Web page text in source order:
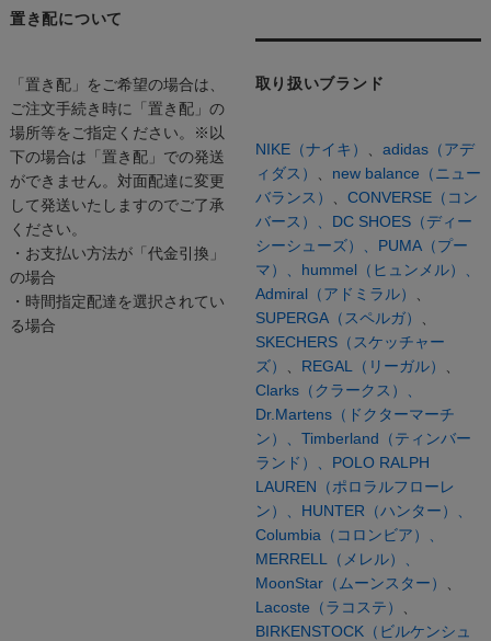
置き配について
「置き配」をご希望の場合は、
ご注文手続き時に「置き配」の
場所等をご指定ください。※以
下の場合は「置き配」での発送
ができません。対面配達に変更
して発送いたしますのでご了承
ください。
・お支払い方法が「代金引換」
の場合
・時間指定配達を選択されてい
る場合
取り扱いブランド
NIKE（ナイキ）
adidas（アデ
ィダス）
new balance（ニュー
バランス）
CONVERSE（コン
バース）、 DC SHOES（ディー
シーシューズ）、 PUMA（プー
マ）、 hummel（ヒュンメル）、
Admiral（アドミラル）
SUPERGA（スペルガ）
SKECHERS（スケッチャー
ズ）
REGAL（リーガル）
Clarks（クラークス）、
Dr.Martens（ドクターマーチ
ン）、 Timberland（ティンバー
ランド）、 POLO RALPH
LAUREN（ポロラルフローレ
ン）、 HUNTER（ハンター）、
Columbia（コロンビア）、
MERRELL（メレル）、
MoonStar（ムーンスター）
Lacoste（ラコステ）
BIRKENSTOCK（ビルケンシュ